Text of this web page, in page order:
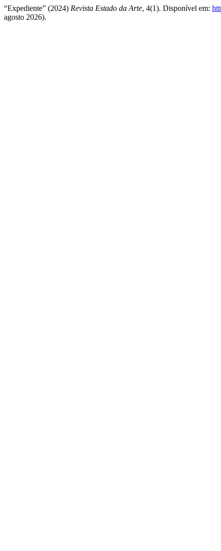
“Expediente” (2024) Revista Estado da Arte, 4(1). Disponível em:
agosto 2026).